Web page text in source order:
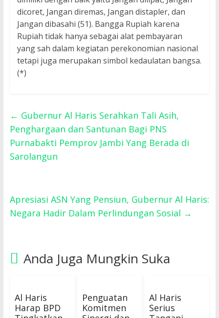
dicoret, Jangan diremas, Jangan distapler, dan
Jangan dibasahi (51). Bangga Rupiah karena
Rupiah tidak hanya sebagai alat pembayaran
yang sah dalam kegiatan perekonomian nasional
tetapi juga merupakan simbol kedaulatan bangsa.
(*)
← Gubernur Al Haris Serahkan Tali Asih,
Penghargaan dan Santunan Bagi PNS
Purnabakti Pemprov Jambi Yang Berada di
Sarolangun
Apresiasi ASN Yang Pensiun, Gubernur Al Haris:
Negara Hadir Dalam Perlindungan Sosial →
Anda Juga Mungkin Suka
Al Haris
Harap BPD
Penguatan
Komitmen
Al Haris
Serius